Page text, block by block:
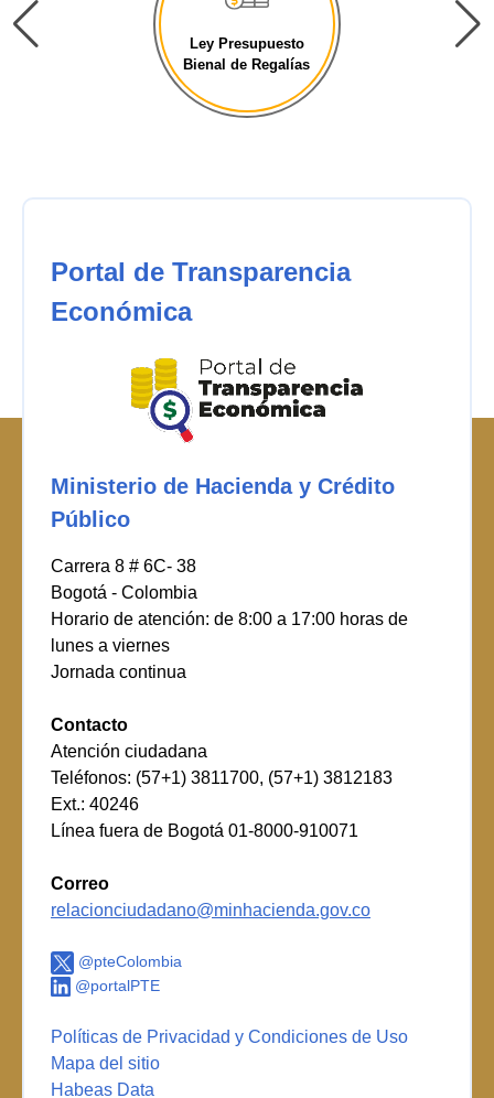
Ley Presupuesto
Bienal de Regalías
Portal de Transparencia
Económica
Ministerio de Hacienda y Crédito
Público
Carrera 8 # 6C- 38
Bogotá - Colombia
Horario de atención: de 8:00 a 17:00 horas de
lunes a viernes
Jornada continua
Contacto
Atención ciudadana
Teléfonos: (57+1) 3811700, (57+1) 3812183
Ext.: 40246
Línea fuera de Bogotá 01-8000-910071
Correo
relacionciudadano@minhacienda.gov.co
@pteColombia
@portalPTE
Políticas de Privacidad y Condiciones de Uso
Mapa del sitio
Habeas Data